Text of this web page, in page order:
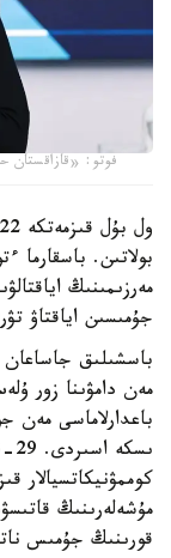
فوتو: «قازاقستان
بولاتىن. باسقارما
مەرزىمىنىڭ
جۇمىسىن اياقتاۋ
باسشىلىق جاساعان
كوممۋنيكاتسيالار
مۇشەلەرىنىڭ
قورىنىڭ جۇمىس